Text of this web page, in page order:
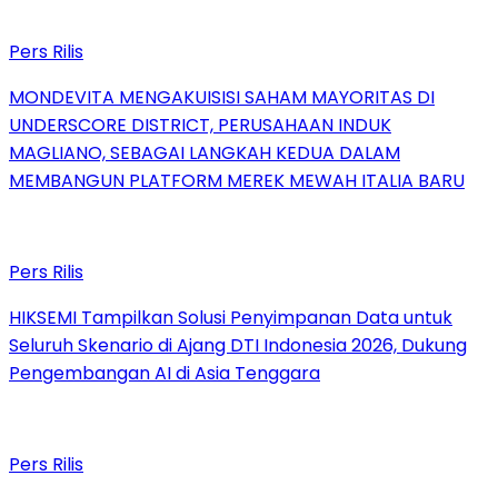
Pers Rilis
MONDEVITA MENGAKUISISI SAHAM MAYORITAS DI
UNDERSCORE DISTRICT, PERUSAHAAN INDUK
MAGLIANO, SEBAGAI LANGKAH KEDUA DALAM
MEMBANGUN PLATFORM MEREK MEWAH ITALIA BARU
Pers Rilis
HIKSEMI Tampilkan Solusi Penyimpanan Data untuk
Seluruh Skenario di Ajang DTI Indonesia 2026, Dukung
Pengembangan AI di Asia Tenggara
Pers Rilis